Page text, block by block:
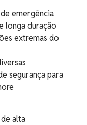
emergência
longa duração
extremas do
segurança para
alta